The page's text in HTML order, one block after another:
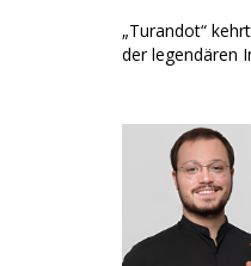
„Turandot“
der legendären